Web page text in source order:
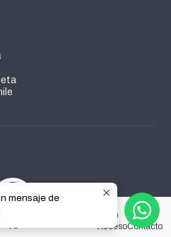
AccesoContacto
Desarrollado por Jumpseller .
mensaje de